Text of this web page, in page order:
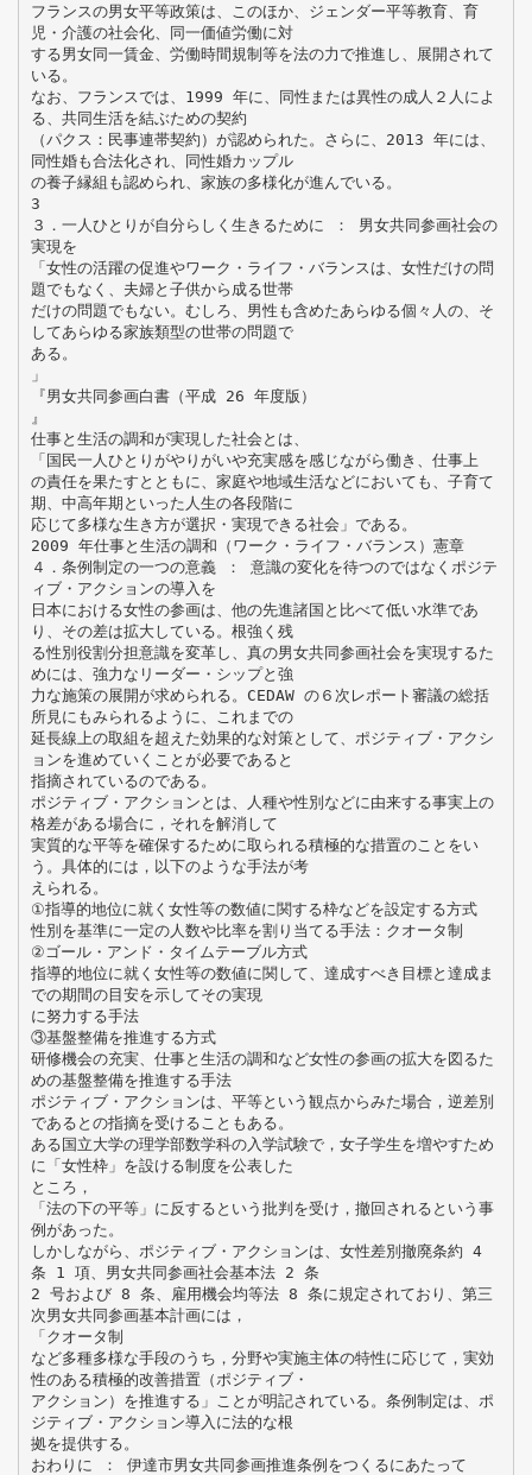
フランスの男女平等政策は、このほか、ジェンダー平等教育、育
児・介護の社会化、同一価値労働に対
する男女同一賃金、労働時間規制等を法の力で推進し、展開されて
いる。
なお、フランスでは、1999 年に、同性または異性の成人２人によ
る、共同生活を結ぶための契約
（パクス：民事連帯契約）が認められた。さらに、2013 年には、
同性婚も合法化され、同性婚カップル
の養子縁組も認められ、家族の多様化が進んでいる。
3
３．一人ひとりが自分らしく生きるために ： 男女共同参画社会の
実現を
「女性の活躍の促進やワーク・ライフ・バランスは、女性だけの問
題でもなく、夫婦と子供から成る世帯
だけの問題でもない。むしろ、男性も含めたあらゆる個々人の、そ
してあらゆる家族類型の世帯の問題で
ある。
」
『男女共同参画白書（平成 26 年度版）
』
仕事と生活の調和が実現した社会とは、
「国民一人ひとりがやりがいや充実感を感じながら働き、仕事上
の責任を果たすとともに、家庭や地域生活などにおいても、子育て
期、中高年期といった人生の各段階に
応じて多様な生き方が選択・実現できる社会」である。
2009 年仕事と生活の調和（ワーク・ライフ・バランス）憲章
４．条例制定の一つの意義 ： 意識の変化を待つのではなくポジテ
ィブ・アクションの導入を
日本における女性の参画は、他の先進諸国と比べて低い水準であ
り、その差は拡大している。根強く残
る性別役割分担意識を変革し、真の男女共同参画社会を実現するた
めには、強力なリーダー・シップと強
力な施策の展開が求められる。CEDAW の６次レポート審議の総括
所見にもみられるように、これまでの
延長線上の取組を超えた効果的な対策として、ポジティブ・アクシ
ョンを進めていくことが必要であると
指摘されているのである。
ポジティブ・アクションとは、人種や性別などに由来する事実上の
格差がある場合に，それを解消して
実質的な平等を確保するために取られる積極的な措置のことをい
う。具体的には，以下のような手法が考
えられる。
①指導的地位に就く女性等の数値に関する枠などを設定する方式
性別を基準に一定の人数や比率を割り当てる手法：クオータ制
②ゴール・アンド・タイムテーブル方式
指導的地位に就く女性等の数値に関して、達成すべき目標と達成ま
での期間の目安を示してその実現
に努力する手法
③基盤整備を推進する方式
研修機会の充実、仕事と生活の調和など女性の参画の拡大を図るた
めの基盤整備を推進する手法
ポジティブ・アクションは、平等という観点からみた場合，逆差別
であるとの指摘を受けることもある。
ある国立大学の理学部数学科の入学試験で，女子学生を増やすため
に「女性枠」を設ける制度を公表した
ところ，
「法の下の平等」に反するという批判を受け，撤回されるという事
例があった。
しかしながら、ポジティブ・アクションは、女性差別撤廃条約 4
条 1 項、男女共同参画社会基本法 2 条
2 号および 8 条、雇用機会均等法 8 条に規定されており、第三
次男女共同参画基本計画には，
「クオータ制
など多種多様な手段のうち，分野や実施主体の特性に応じて，実効
性のある積極的改善措置（ポジティブ・
アクション）を推進する」ことが明記されている。条例制定は、ポ
ジティブ・アクション導入に法的な根
拠を提供する。
おわりに ： 伊達市男女共同参画推進条例をつくるにあたって